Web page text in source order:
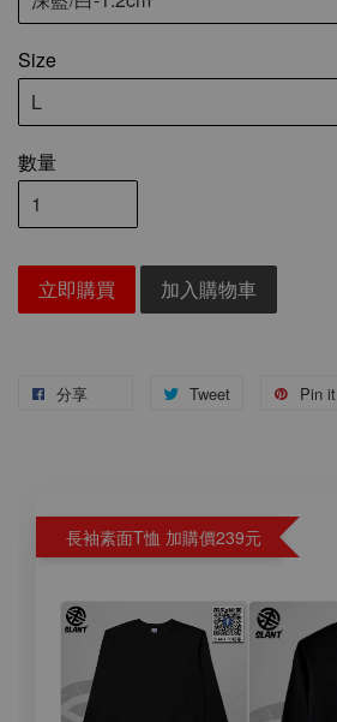
Size
數量
立即購買 加入購物車
分享 Tweet Pin it
長袖素面T恤 加購價239元